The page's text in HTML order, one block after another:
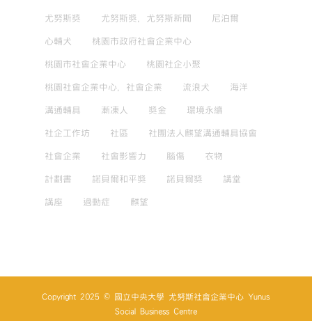
尤努斯獎 尤努斯獎，尤努斯新聞 尼泊爾
心輔犬 桃園市政府社會企業中心
桃園市社會企業中心 桃園社企小聚
桃園社會企業中心，社會企業 流浪犬 海洋
溝通輔具 漸凍人 獎金 環境永續
社企工作坊 社區 社團法人麒望溝通輔具協會
社會企業 社會影響力 腦傷 衣物
計劃書 諾貝爾和平獎 諾貝爾獎 講堂
講座 過動症 麒望
Copyright 2025 © 國立中央大學 尤努斯社會企業中心 Yunus
Social Business Centre